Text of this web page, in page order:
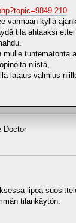
varmaan kyllä
tila ahtaaksi ettei
mulle tuntematonta
niistä,
lataus valmius
Doctor
lipoa
tilankäytön.